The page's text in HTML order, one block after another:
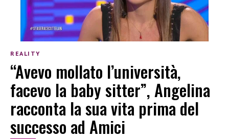
REALITY
“Avevo mollato l’università,
facevo la baby sitter”, Angelina
racconta la sua vita prima del
successo ad Amici